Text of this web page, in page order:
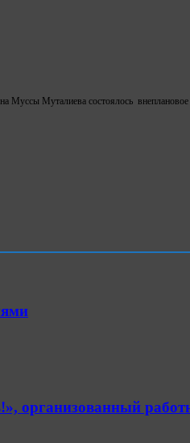
Муссы Муталиева состоялось внеплановое
организованный